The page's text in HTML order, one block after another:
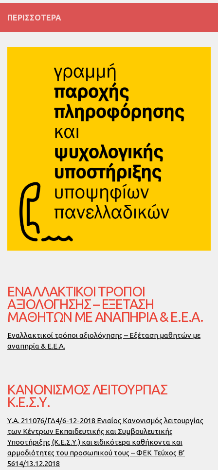
ΠΕΡΙΣΣΌΤΕΡΑ
ΕΝΑΛΛΑΚΤΙΚΟΊ ΤΡΌΠΟΙ
ΑΞΙΟΛΌΓΗΣΗΣ – ΕΞΈΤΑΣΗ
ΜΑΘΗΤΏΝ ΜΕ ΑΝΑΠΗΡΊΑ & Ε.Ε.Α.
Εναλλακτικοί τρόποι αξιολόγησης – Εξέταση μαθητών με
αναπηρία & Ε.Ε.Α.
ΚΑΝΟΝΙΣΜΌΣ ΛΕΙΤΟΥΡΓΊΑΣ
Κ.Ε.Σ.Υ.
Υ.Α. 211076/ΓΔ4/6-12-2018 Ενιαίος Κανονισμός λειτουργίας
των Κέντρων Εκπαιδευτικής και Συμβουλευτικής
Υποστήριξης (Κ.Ε.Σ.Υ.) και ειδικότερα καθήκοντα και
αρμοδιότητες του προσωπικού τους – ΦΕΚ Τεύχος Β’
5614/13.12.2018